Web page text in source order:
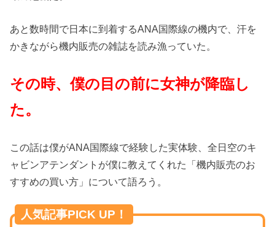
あと数時間で日本に到着するANA国際線の機内で、汗を
かきながら機内販売の雑誌を読み漁っていた。
その時、僕の目の前に女神が降臨し
た。
この話は僕がANA国際線で経験した実体験、全日空のキ
ャビンアテンダントが僕に教えてくれた「機内販売のお
すすめの買い方」について語ろう。
人気記事PICK UP！